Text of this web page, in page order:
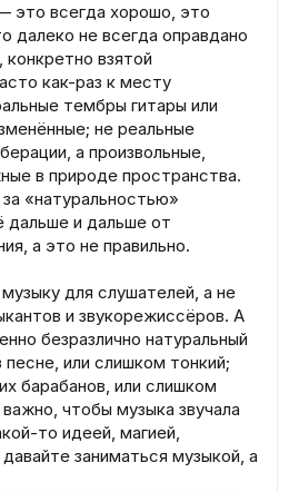
это всегда хорошо, это
далеко не всегда оправдано
взятой
как-раз к месту
тембры гитары или
не реальные
а произвольные,
в природе пространства.
«натуральностью»
дальше и дальше от
а это не правильно.
для слушателей, а не
и звукорежиссёров. А
безразлично натуральный
или слишком тонкий;
барабанов, или слишком
чтобы музыка звучала
то идеей, магией,
заниматься музыкой, а